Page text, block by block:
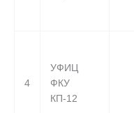
4
УФИЦ
ФКУ
КП-12